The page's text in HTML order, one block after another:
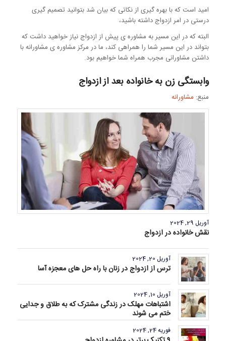
امید است که با بهره گیری از نکاتی که بیان شد بتوانید تصمیم گیری
درستی در امر ازدواج داشته باشید،
البته که در این مسیر به مشاوره ی پیش از ازدواج نیاز خواهید داشت که
بتواند در این مسیر شما را همراهی کند، ما در مرکز مشاوره ی مشاورانه با
داشتن مشاورانی مجرب همراه شما خواهیم بود.
وابستگی زن به خانواده بعد از ازدواج
منبع: مشاورانه
آوریل 29, 2024
نقش خانواده در ازدواج
آوریل 20, 2024
ترس از ازدواج در زنان با راه حل های معجزه آسا
آوریل 10, 2024
اشتباهات مهلک در زندگی مشترک که به طلاق و جدایی
ختم می شوند
فوریه 24, 2024